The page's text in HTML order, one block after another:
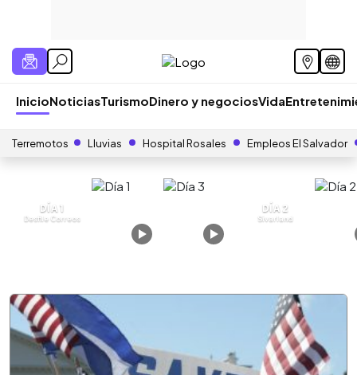
InicioNoticiasTurismoDinero y negociosVida
Terremotos Lluvias Hospital Rosales Empleos El Salvador
DÍA 1
Desfile Correos
DÍA 2
Sivarland